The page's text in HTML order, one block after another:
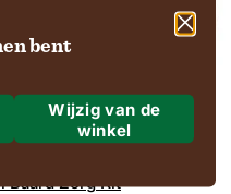
bent
Wijzig van de
winkel
BaardZorgKit